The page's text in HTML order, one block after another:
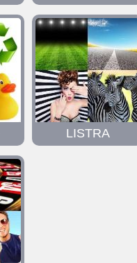
LISTRA